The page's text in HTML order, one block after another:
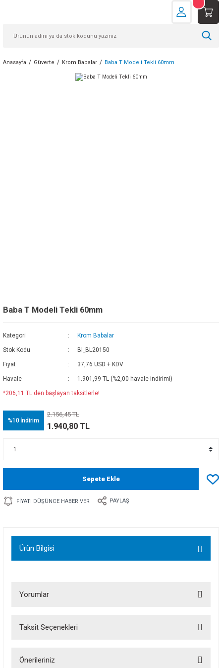
Anasayfa Güverte Krom Babalar Baba T Modeli Tekli 60mm
Baba T Modeli Tekli 60mm
Kategori Krom Babalar
Stok Kodu Bl_BL20150
Fiyat 37,76 USD + KDV
Havale 1.901,99 TL (%2,00 havale indirimi)
*206,11 TL den başlayan taksitlerle!
%10 İndirim
2.156,45 TL
1.940,80 TL
Sepete Ekle
FIYATI DÜŞÜNCE HABER VER PAYLAŞ
Ürün Bilgisi
Yorumlar
Taksit Seçenekleri
Önerileriniz